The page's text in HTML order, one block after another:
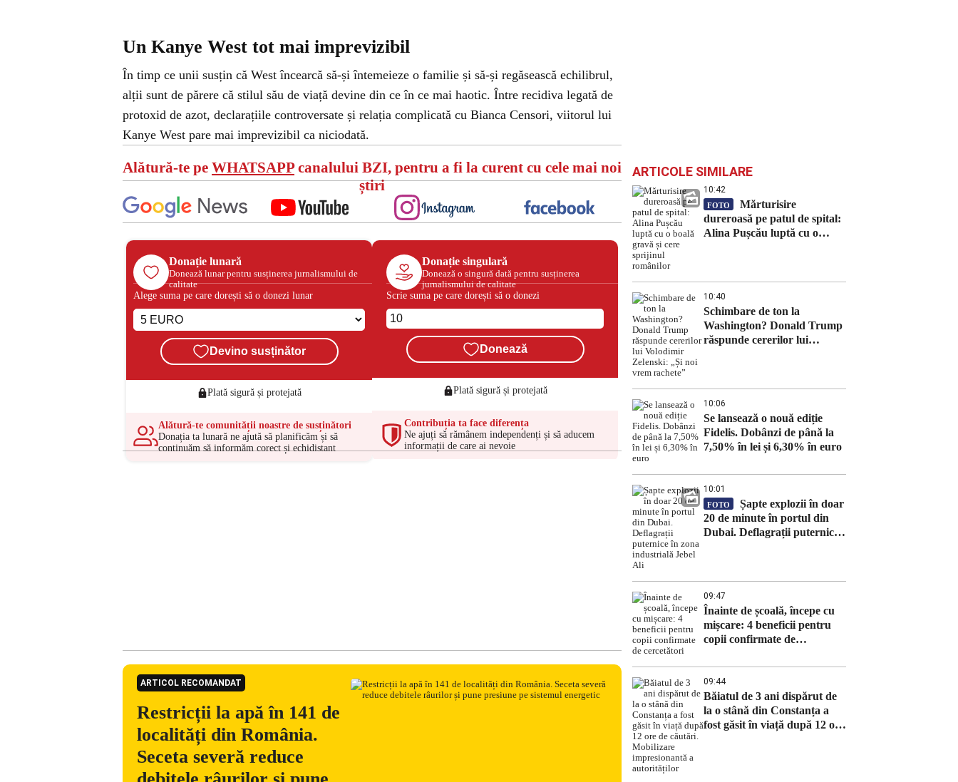
Un Kanye West tot mai imprevizibil
În timp ce unii susțin că West încearcă să-și întemeieze o familie și să-și regăsească echilibrul,
alții sunt de părere că stilul său de viață devine din ce în ce mai haotic. Între recidiva legată de
protoxid de azot, declarațiile controversate și relația complicată cu Bianca Censori, viitorul lui
Kanye West pare mai imprevizibil ca niciodată.
Alătură-te pe WHATSAPPcanalului BZI, pentru a fi la curent cu cele mai noi
știri
Donație lunară
Donează lunar pentru susținerea jurnalismului de
calitate
Alege suma pe care dorești să o donezi lunar
Devino susținător
Plată sigură și protejată
Alătură-te comunității noastre de susținători
Donația ta lunară ne ajută să planificăm și să
continuăm să informăm corect și echidistant
Donație singulară
Donează o singură dată pentru susținerea
jurnalismului de calitate
Scrie suma pe care dorești să o donezi
Donează
Plată sigură și protejată
Contribuția ta face diferența
Ne ajuți să rămânem independenți și să aducem
informații de care ai nevoie
ARTICOL RECOMANDAT
Restricții la apă în 141 de
localități din România.
Seceta severă reduce
ARTICOLE SIMILARE
10:42
FOTO
Mărturisire
dureroasă pe patul de spital:
Alina Pușcău luptă cu o
10:40
Schimbare de ton la
Washington? Donald Trump
răspunde cererilor lui
10:06
Se lansează o nouă ediție
Fidelis. Dobânzi de până la
7,50% în lei și 6,30% în euro
10:01
FOTO
Șapte explozii în doar
20 de minute în portul din
Dubai. Deflagrații puternice
09:47
Înainte de școală, începe cu
mișcare: 4 beneficii pentru
copii confirmate de
09:44
Băiatul de 3 ani dispărut de
la o stână din Constanța a
fost găsit în viață după 12 ore